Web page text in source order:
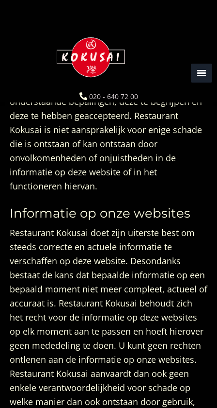
020 - 640 72 00
Disclaimer
Door het bezoeken van deze website wordt u
onderstaande bepalingen, deze te begrijpen en
deze te hebben geaccepteerd. Restaurant
Kokusai is niet aansprakelijk voor enige schade
die is ontstaan of kan ontstaan door
onvolkomenheden of onjuistheden in de
informatie op deze website of in het
functioneren hiervan.
Informatie op onze websites
Restaurant Kokusai doet zijn uiterste best om
steeds correcte en actuele informatie te
verschaffen op deze website. Desondanks
bestaat de kans dat bepaalde informatie op een
bepaald moment niet meer compleet, actueel of
accuraat is. Restaurant Kokusai behoudt zich
het recht voor de informatie op deze websites
op elk moment aan te passen en hoeft hierover
geen mededeling te doen. U kunt geen rechten
ontlenen aan de informatie op onze websites.
Restaurant Kokusai aanvaardt dan ook geen
enkele verantwoordelijkheid voor schade op
welke manier dan ook ontstaan door gebruik,